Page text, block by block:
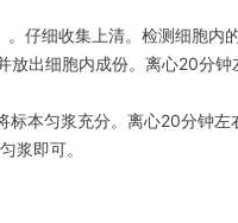
仔细收集上清。检测细胞内
放出细胞内成份。离心20分
标本匀浆充分。离心20分钟
浆即可。